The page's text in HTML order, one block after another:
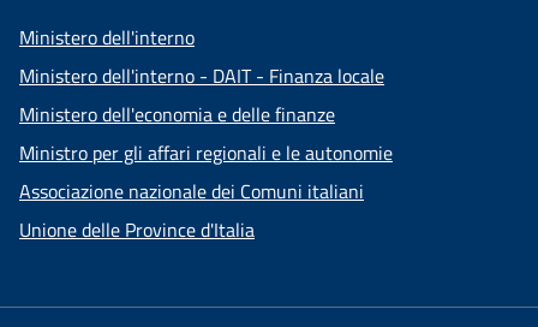
Ministero dell'interno
Ministero dell'interno - DAIT - Finanza locale
Ministero dell'economia e delle finanze
Ministro per gli affari regionali e le autonomie
Associazione nazionale dei Comuni italiani
Unione delle Province d'Italia